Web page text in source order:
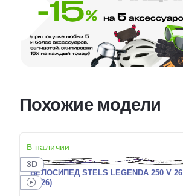
Похожие модели
В наличии
3D
ВЕЛОСИПЕД STELS LEGENDA 250 V 26
(2026)